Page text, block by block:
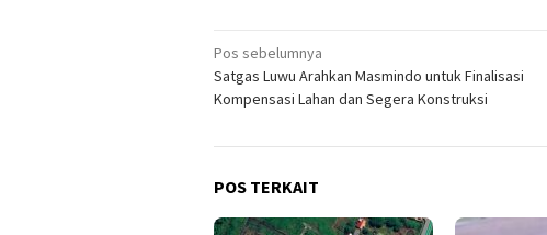
Navigasi
pos
Pos sebelumnya
Satgas Luwu Arahkan Masmindo untuk Finalisasi
Kompensasi Lahan dan Segera Konstruksi
POS TERKAIT